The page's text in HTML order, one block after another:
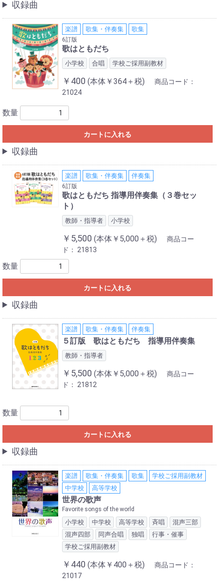
収録曲
楽譜 歌集・伴奏集 歌集
6訂版
歌はともだち
小学校 合唱 学校ご採用副教材
￥400 (本体￥364＋税)
商品コード：
21024
数量
カートに入れる
収録曲
楽譜 歌集・伴奏集 伴奏集
6訂版
歌はともだち 指導用伴奏集（３巻セッ
ト）
教師・指導者 小学校
￥5,500 (本体￥5,000＋税)
商品コー
ド： 21813
数量
カートに入れる
収録曲
楽譜 歌集・伴奏集 伴奏集
５訂版 歌はともだち 指導用伴奏集
教師・指導者
￥5,500 (本体￥5,000＋税)
商品コー
ド： 21812
数量
カートに入れる
収録曲
楽譜 歌集・伴奏集 歌集
学校ご採用副教材
中学校
高等学校
世界の歌声
Favorite songs of the world
小学校 中学校 高等学校 斉唱
混声三部
混声四部
同声合唱 独唱
行事・催事
学校ご採用副教材
￥440 (本体￥400＋税)
商品コード：
21017